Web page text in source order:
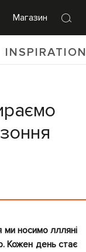
Магазин
носимо ллляні
Кожен день стає